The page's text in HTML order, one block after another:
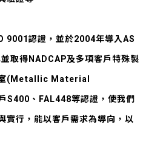
9001認證，並於2004年導入AS
取得NADCAP及多項客戶特殊製
室(Metallic Material
、FAL448等認證，使我們
實行，能以客戶需求為導向，以